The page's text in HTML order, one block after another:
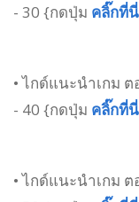
- 30 {กดปุ่ม คลิ๊กที่นี่
• ไกด์แนะนำเกม ต
- 40 {กดปุ่ม คลิ๊กที่นี่
• ไกด์แนะนำเกม ต